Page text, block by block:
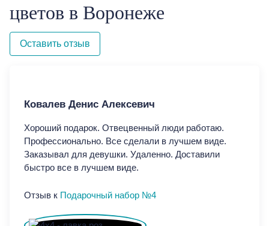
цветов в Воронеже
Оставить отзыв
Ковалев Денис Алексевич
Хороший подарок. Отвецвенный люди работаю.
Профессионально. Все сделали в лучшем виде.
Заказывал для девушки. Удаленно. Доставили
быстро все в лучшем виде.
Отзыв к Подарочный набор №4